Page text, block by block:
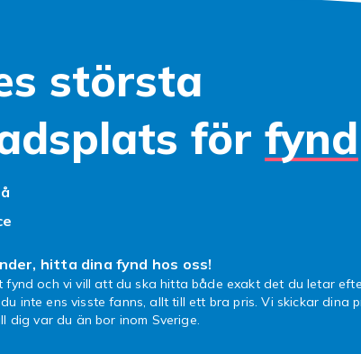
största
för fynd
hitta dina fynd hos oss!
och vi vill att du ska hitta både exakt det du letar
inte ens visste fanns, allt till ett bra pris. Vi skickar dina
dig var du än bor inom Sverige.